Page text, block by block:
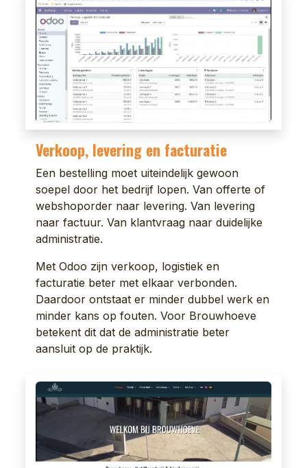
Verkoop, levering en facturatie
Een bestelling moet uiteindelijk gewoon
soepel door het bedrijf lopen. Van offerte of
webshoporder naar levering. Van levering
naar factuur. Van klantvraag naar duidelijke
administratie.
Met Odoo zijn verkoop, logistiek en
facturatie beter met elkaar verbonden.
Daardoor ontstaat er minder dubbel werk en
minder kans op fouten. Voor Brouwhoeve
betekent dit dat de administratie beter
aansluit op de praktijk.